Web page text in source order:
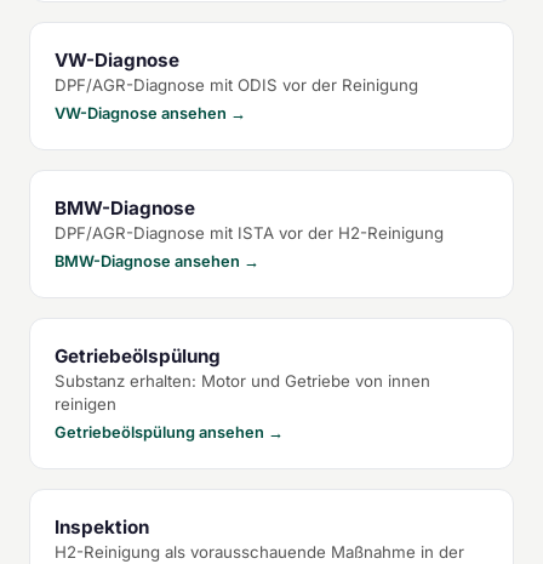
VW-Diagnose
DPF/AGR-Diagnose mit ODIS vor der Reinigung
VW-Diagnose ansehen →
BMW-Diagnose
DPF/AGR-Diagnose mit ISTA vor der H2-Reinigung
BMW-Diagnose ansehen →
Getriebeölspülung
Substanz erhalten: Motor und Getriebe von innen
reinigen
Getriebeölspülung ansehen →
Inspektion
H2-Reinigung als vorausschauende Maßnahme in der